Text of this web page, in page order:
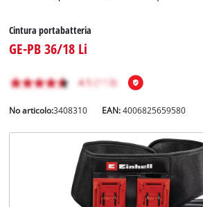
Cintura portabatteria
GE-PB 36/18 Li
No articolo:3408310 EAN:4006825659580